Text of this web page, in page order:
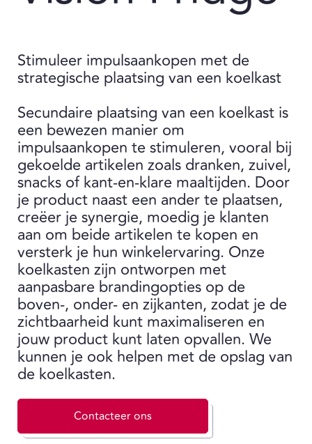
Stimuleer impulsaankopen met de
strategische plaatsing van een koelkast
Secundaire plaatsing van een koelkast is
een bewezen manier om
impulsaankopen te stimuleren, vooral bij
gekoelde artikelen zoals dranken, zuivel,
snacks of kant-en-klare maaltijden. Door
je product naast een ander te plaatsen,
creëer je synergie, moedig je klanten
aan om beide artikelen te kopen en
versterk je hun winkelervaring. Onze
koelkasten zijn ontworpen met
aanpasbare brandingopties op de
boven-, onder- en zijkanten, zodat je de
zichtbaarheid kunt maximaliseren en
jouw product kunt laten opvallen. We
kunnen je ook helpen met de opslag van
de koelkasten.
Contacteer ons